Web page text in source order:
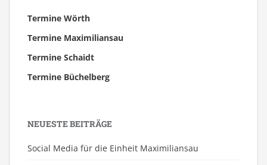
Termine Wörth
Termine Maximiliansau
Termine Schaidt
Termine Büchelberg
NEUESTE BEITRÄGE
Social Media für die Einheit Maximiliansau